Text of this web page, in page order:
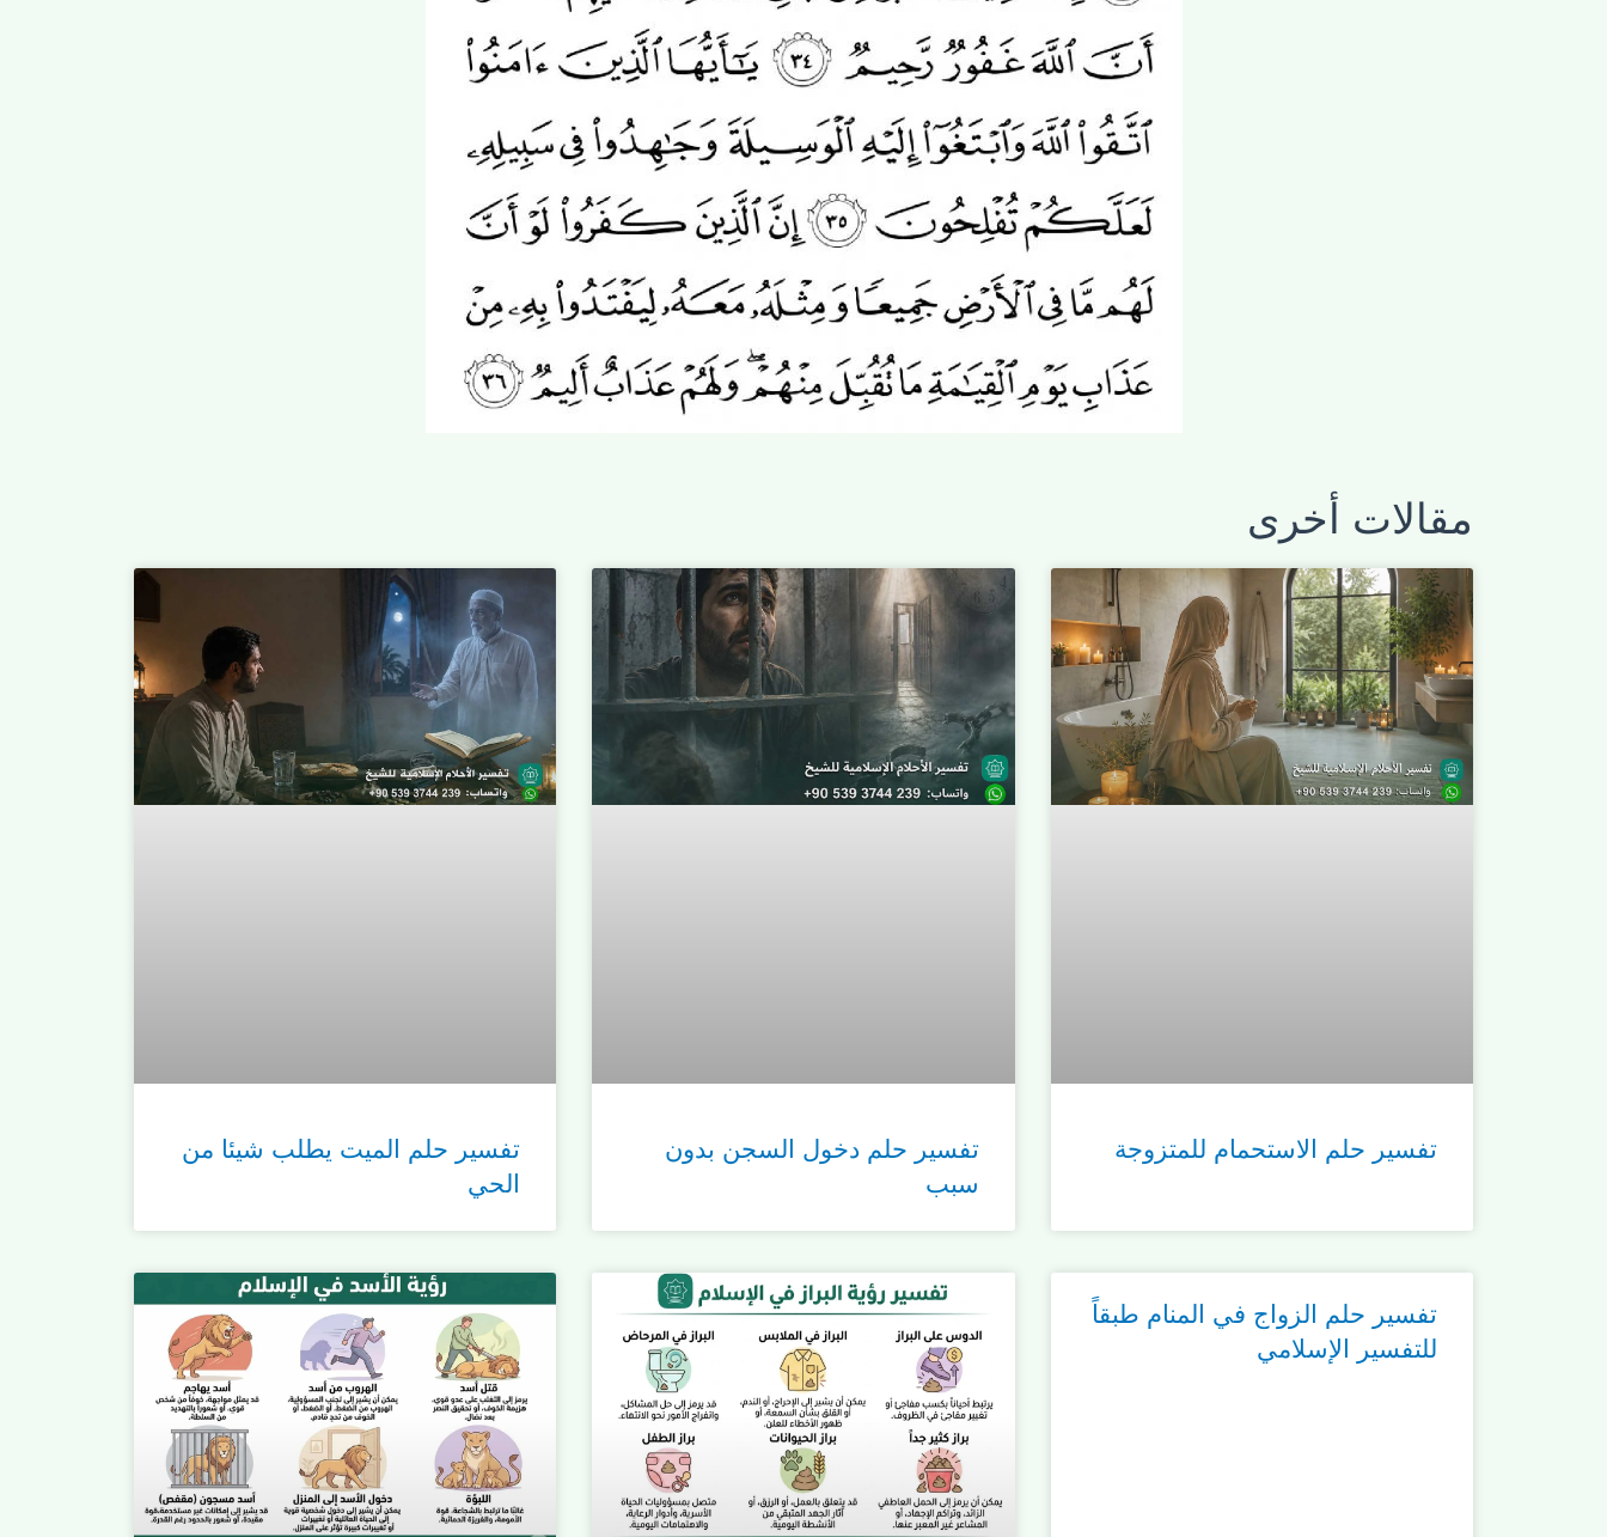
مقالات أخرى
تفسير حلم الاستحمام للمتزوجة
تفسير حلم دخول السجن بدون
سبب
تفسير حلم الميت يطلب شيئا من
الحي
تفسير حلم الزواج في المنام طبقاً
للتفسير الإسلامي